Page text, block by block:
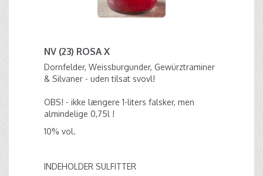
NV (23) ROSA X
Dornfelder, Weissburgunder, Gewürztraminer
& Silvaner - uden tilsat svovl!
OBS! - ikke længere 1-liters falsker, men
almindelige 0,75l !
10% vol.
INDEHOLDER SULFITTER